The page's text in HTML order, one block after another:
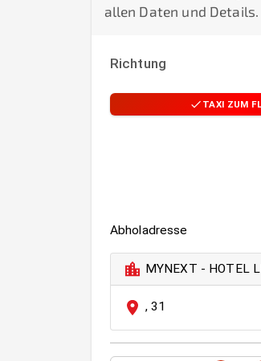
allen Daten und Details.
Richtung
TAXI ZUM
Abholadresse
MYNEXT - HOTEL
,31